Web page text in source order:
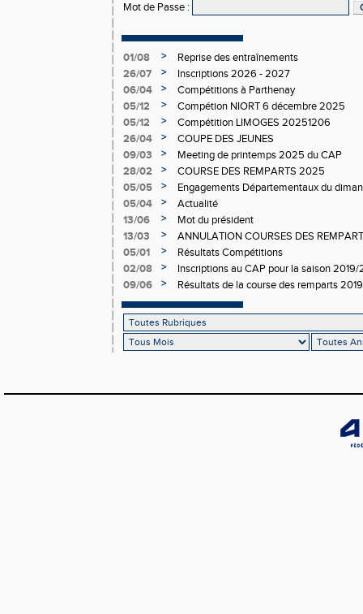
Mot de Passe :
01/08 >
Reprise des entraînements
26/07
>
Inscriptions 2026 - 2027
06/04
>
Compétitions à Parthenay
05/12
>
Compétion NIORT 6 décembre 2025
05/12
>
Compétition LIMOGES 20251206
26/04
>
COUPE DES JEUNES
09/03
>
Meeting de printemps 2025 du CAP
28/02
>
COURSE DES REMPARTS 2025
05/05
>
Engagements Départementaux du
05/04
>
Actualité
13/06
>
Mot du président
13/03
>
ANNULATION COURSES DES
05/01
>
Résultats Compétitions
02/08
>
Inscriptions au CAP pour la saison
09/06
> Résultats de la course des remparts 2019